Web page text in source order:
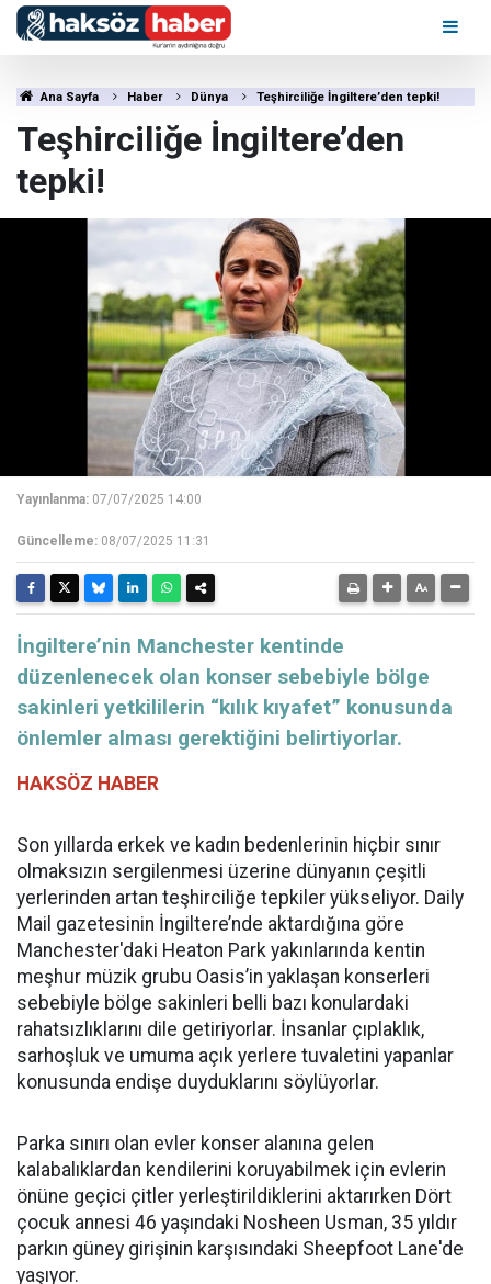
Ana Sayfa Haber Dünya Teşhirciliğe İngiltere’den tepki!
Teşhirciliğe İngiltere’den
tepki!
Yayınlanma: 07/07/2025 14:00
Güncelleme: 08/07/2025 11:31
İngiltere’nin Manchester kentinde
düzenlenecek olan konser sebebiyle bölge
sakinleri yetkililerin “kılık kıyafet” konusunda
önlemler alması gerektiğini belirtiyorlar.
HAKSÖZ HABER
Son yıllarda erkek ve kadın bedenlerinin hiçbir sınır
olmaksızın sergilenmesi üzerine dünyanın çeşitli
yerlerinden artan teşhirciliğe tepkiler yükseliyor. Daily
Mail gazetesinin İngiltere’nde aktardığına göre
Manchester'daki Heaton Park yakınlarında kentin
meşhur müzik grubu Oasis’in yaklaşan konserleri
sebebiyle bölge sakinleri belli bazı konulardaki
rahatsızlıklarını dile getiriyorlar. İnsanlar çıplaklık,
sarhoşluk ve umuma açık yerlere tuvaletini yapanlar
konusunda endişe duyduklarını söylüyorlar.
Parka sınırı olan evler konser alanına gelen
kalabalıklardan kendilerini koruyabilmek için evlerin
önüne geçici çitler yerleştirildiklerini aktarırken Dört
çocuk annesi 46 yaşındaki Nosheen Usman, 35 yıldır
parkın güney girişinin karşısındaki Sheepfoot Lane'de
yaşıyor.